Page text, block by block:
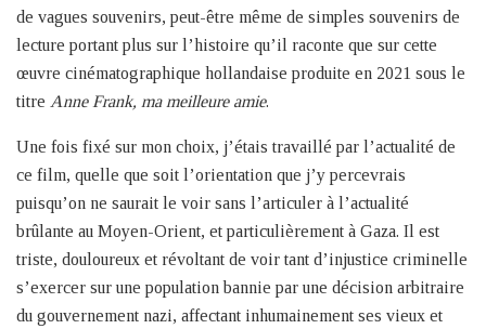
de vagues souvenirs, peut-être même de simples souvenirs de
lecture portant plus sur l’histoire qu’il raconte que sur cette
œuvre cinématographique hollandaise produite en 2021 sous le
titre Anne Frank, ma meilleure amie.
Une fois fixé sur mon choix, j’étais travaillé par l’actualité de
ce film, quelle que soit l’orientation que j’y percevrais
puisqu’on ne saurait le voir sans l’articuler à l’actualité
brûlante au Moyen-Orient, et particulièrement à Gaza. Il est
triste, douloureux et révoltant de voir tant d’injustice criminelle
s’exercer sur une population bannie par une décision arbitraire
du gouvernement nazi, affectant inhumainement ses vieux et